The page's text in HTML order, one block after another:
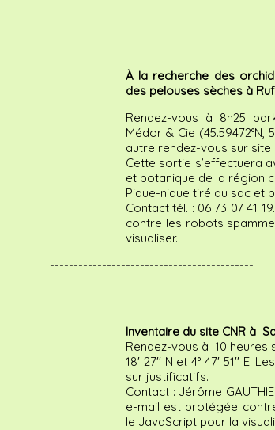
-------------------------------------------
À la recherche des
des pelouses sèches à
Rendez-vous à 8h25
Médor & Cie
autre rendez-vous sur
Cette sortie s’effectuera
et botanique de la région
Pique-nique tiré du sac et
Contact tél. : 06 73 07 41
contre les robots
visualiser..
-------------------------------------------
Inventaire du site CNR à
Rendez-vous à 10 heures
18' 27'' N et 4° 47' 51'' E.
sur justificatifs.
Contact : Jérôme
e-mail est protégée
le JavaScript pour la